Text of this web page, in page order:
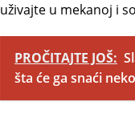
uživajte u mekanoj i
PROČITAJTE JOŠ:
šta će ga snaći